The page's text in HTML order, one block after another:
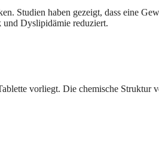
Studien haben gezeigt, dass eine
Dyslipidämie reduziert.
vorliegt. Die chemische